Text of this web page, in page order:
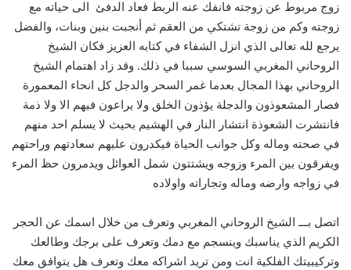
زوج مربوط عن زوجته فانفك عنه الربط فعاد الدفئ الى حياته مع
زوجته وكم من زوجة تشتكي من العقم ثم أنجبت بنين وبنات، والفضل
يرجع لله تعالى الذي انزل الشفاء في كتابه العزيز فكان الشيخ
الروحاني المغربي السوسي سببا في ذلك. وقد زاد اهتمام الشيخ
الروحاني بهذا المجال بعدما غمر السحر والدجل كل انحاء المعمورة
فصار المشعوذون والدجلة يؤذون الخلق ولا يراعون فيهم الا ولا ذمة
فانتشرت الشعوذة انتشار النار في الهشيم بحيث لا يسلم احد منهم
في صحته وماله وكل جوانب الحياة فيكدرون عليهم سعادتهم وراحتهم
ويفرقون بين المرء وزوجه ويشتتون شمل العوائل ويدمرون حظ المرء
في زواجه وارضه وماله وتجاراته واولاده
اتصل بـــ الشيخ الروحاني المغربي وتعرف من خلال اسمك عن الحجر
الكريم الذي يناسبك وينسجم مع دمك وتعرف على برجك وطالعك
وتركيبيتك الفلكية انت ومن تريد اشراكه معك وتعرف هل يتوافق معك